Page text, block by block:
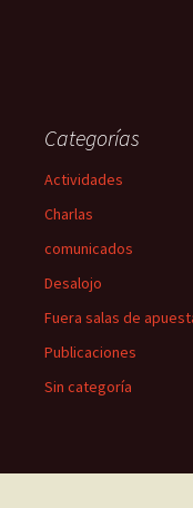
Categorías
Actividades
Charlas
comunicados
Desalojo
Fuera salas de
Publicaciones
Sin categoría